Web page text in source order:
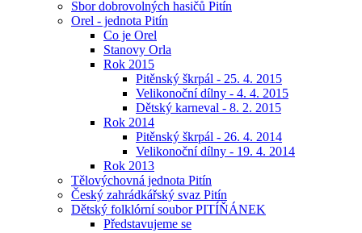
Sbor dobrovolných hasičů Pitín
Orel - jednota Pitín
Co je Orel
Stanovy Orla
Rok 2015
Pitěnský škrpál - 25. 4. 2015
Velikonoční dílny - 4. 4. 2015
Dětský karneval - 8. 2. 2015
Rok 2014
Pitěnský škrpál - 26. 4. 2014
Velikonoční dílny - 19. 4. 2014
Rok 2013
Tělovýchovná jednota Pitín
Český zahrádkářský svaz Pitín
Dětský folklórní soubor PITÍŇÁNEK
Představujeme se